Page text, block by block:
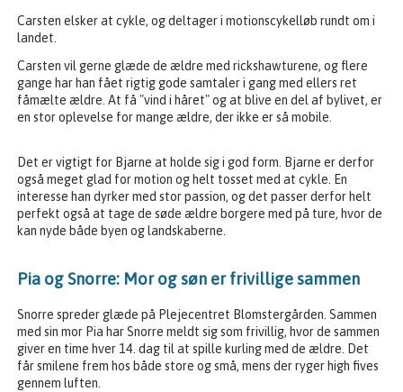
Carsten elsker at cykle, og deltager i motionscykelløb rundt om i
landet.
Carsten vil gerne glæde de ældre med rickshawturene, og flere
gange har han fået rigtig gode samtaler i gang med ellers ret
fåmælte ældre. At få "vind i håret" og at blive en del af bylivet, er
en stor oplevelse for mange ældre, der ikke er så mobile.
Det er vigtigt for Bjarne at holde sig i god form. Bjarne er derfor
også meget glad for motion og helt tosset med at cykle. En
interesse han dyrker med stor passion, og det passer derfor helt
perfekt også at tage de søde ældre borgere med på ture, hvor de
kan nyde både byen og landskaberne.
Pia og Snorre: Mor og søn er frivillige sammen
Snorre spreder glæde på Plejecentret Blomstergården. Sammen
med sin mor Pia har Snorre meldt sig som frivillig, hvor de sammen
giver en time hver 14. dag til at spille kurling med de ældre. Det
får smilene frem hos både store og små, mens der ryger high fives
gennem luften.